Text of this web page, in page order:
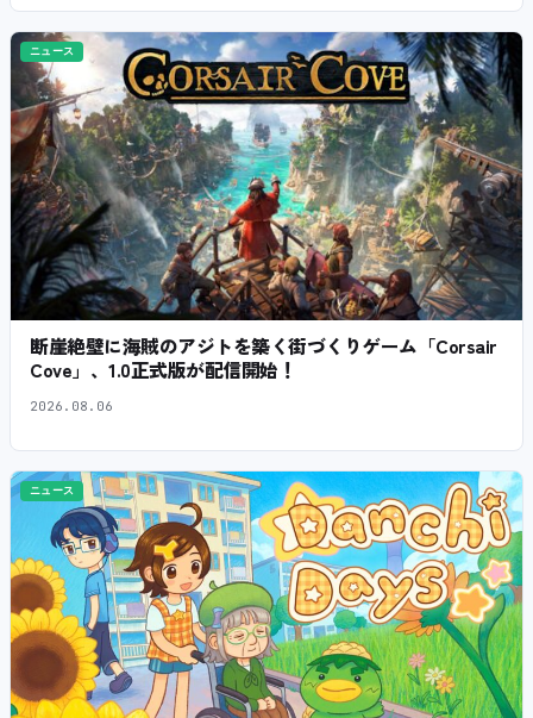
ニュース
断崖絶壁に海賊のアジトを築く街づくりゲーム「Corsair
Cove」、1.0正式版が配信開始！
2026.08.06
ニュース